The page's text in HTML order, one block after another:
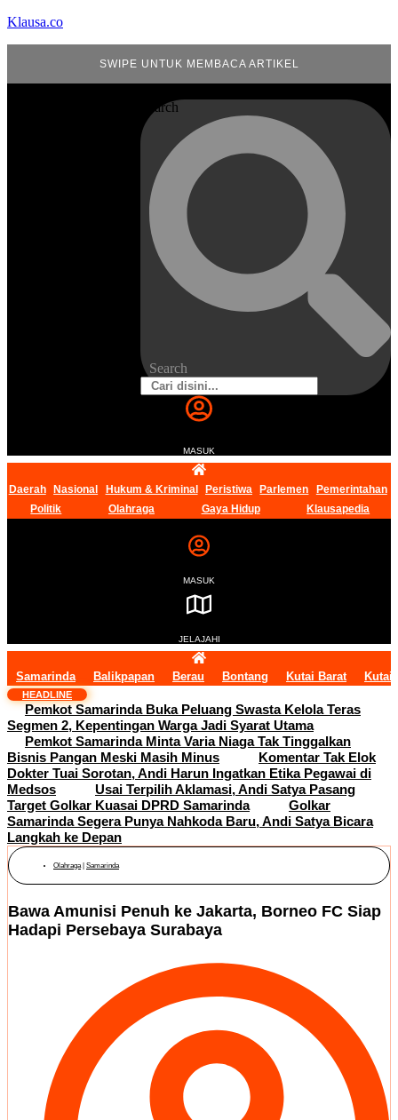
Klausa.co
SWIPE UNTUK MEMBACA ARTIKEL
Search
Search
MASUK
Daerah Nasional Hukum & Kriminal Peristiwa Parlemen
Pemerintahan
Politik
Olahraga Gaya Hidup Klausapedia
MASUK
JELAJAHI
Samarinda Balikpapan Berau Bontang Kutai Barat Kutai
HEADLINE
Pemkot Samarinda Buka Peluang Swasta Kelola Teras
Segmen 2, Kepentingan Warga Jadi Syarat Utama
Pemkot Samarinda Minta Varia Niaga Tak Tinggalkan
Bisnis Pangan Meski Masih Minus
Komentar Tak Elok
Dokter Tuai Sorotan, Andi Harun Ingatkan Etika Pegawai di
Medsos
Usai Terpilih Aklamasi, Andi Satya Pasang
Target Golkar Kuasai DPRD Samarinda
Golkar
Samarinda Segera Punya Nahkoda Baru, Andi Satya Bicara
Langkah ke Depan
Olahraga Samarinda
Bawa Amunisi Penuh ke Jakarta, Borneo FC Siap
Hadapi Persebaya Surabaya